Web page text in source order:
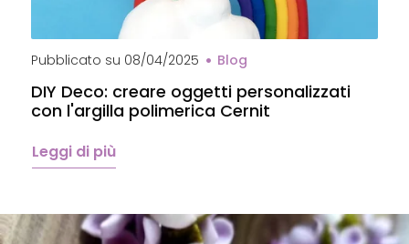
Pubblicato su 08/04/2025 Blog
DIY Deco: creare oggetti personalizzati
con l'argilla polimerica Cernit
Leggi di più